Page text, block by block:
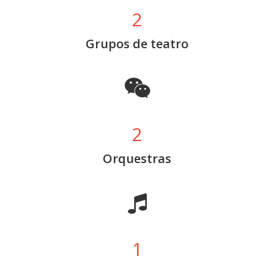
2
Grupos de teatro
2
Orquestras
1